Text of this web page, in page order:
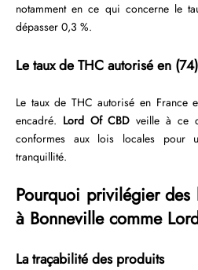
notamment en ce qui concerne le
dépasser 0,3 %.
Le taux de THC autorisé en (74)
Le taux de THC autorisé en France
encadré. Lord Of CBD veille à ce
conformes aux lois locales pour
tranquillité.
Pourquoi privilégier des
à Bonneville comme
La traçabilité des produits